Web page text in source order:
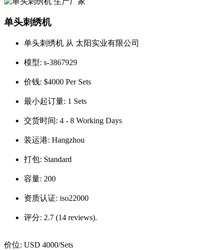
单头刺绣机
单头刺绣机 从 太阳实业有限公司
模型: s-3867929
价钱: $4000 Per Sets
最小起订量: 1 Sets
交货时间: 4 - 8 Working Days
装运港: Hangzhou
打包: Standard
容量: 200
资质认证: iso22000
评分: 2.7 (14 reviews).
价位: USD 4000/Sets